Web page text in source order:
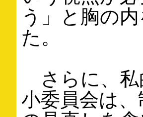
う」と胸の
た。
さらに、私
小委員会は